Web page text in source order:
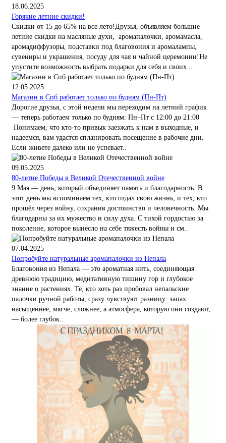
18.06.2025
Горячие летние скидки!
Скидки от 15 до 65% на все лето!Друзья, объявляем большие
летние скидки на масляные духи, аромапалочки, аромамасла,
аромадиффузоры, подставки под благовония и аромалампы,
сувениры и украшения, посуду для чая и чайной церемонии!Не
упустите возможность выбрать подарки для себя и своих ..
12.05.2025
Магазин в Спб работает только по будням (Пн-Пт)
Дорогие друзья, с этой недели мы переходим на летний график
— теперь работаем только по будням: Пн–Пт с 12:00 до 21:00
Понимаем, что кто-то привык заезжать к нам в выходные, и
надеемся, вам удастся спланировать посещение в рабочие дни.
Если живете далеко или не успевает..
09.05.2025
80-летие Победы в Великой Отечественной войне
9 Мая — день, который объединяет память и благодарность. В
этот день мы вспоминаем тех, кто отдал свою жизнь, и тех, кто
прошёл через войну, сохранив достоинство и человечность. Мы
благодарны за их мужество и силу духа. С тихой гордостью за
поколение, которое вынесло на себе тяжесть войны и см..
07.04.2025
Попробуйте натуральные аромапалочки из Непала
Благовония из Непала — это ароматная нить, соединяющая
древнюю традицию, медитативную тишину гор и глубокое
знание о растениях. Те, кто хоть раз пробовал непальские
палочки ручной работы, сразу чувствуют разницу: запах
насыщеннее, мягче, сложнее, а атмосфера, которую они создают,
— более глубок..